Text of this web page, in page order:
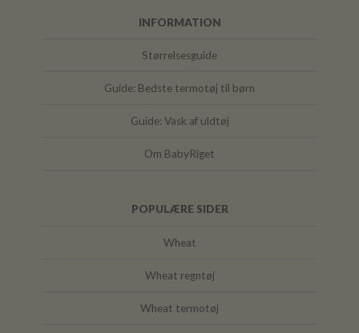
INFORMATION
Størrelsesguide
Guide: Bedste termotøj til børn
Guide: Vask af uldtøj
Om BabyRiget
POPULÆRE SIDER
Wheat
Wheat regntøj
Wheat termotøj